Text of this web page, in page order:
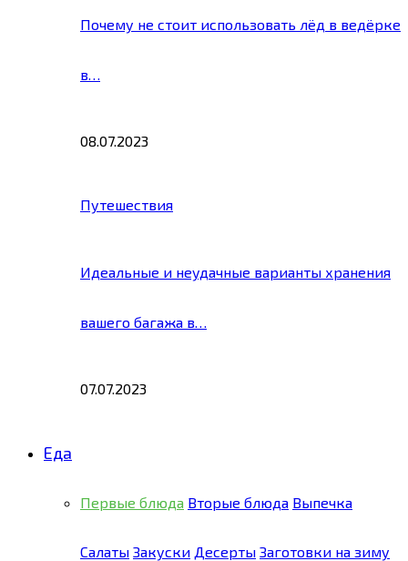
Почему не стоит использовать лёд в ведёрке
в…
08.07.2023
Путешествия
Идеальные и неудачные варианты хранения
вашего багажа в…
07.07.2023
Еда
Первые блюда Вторые блюда Выпечка
Салаты Закуски Десерты Заготовки на зиму